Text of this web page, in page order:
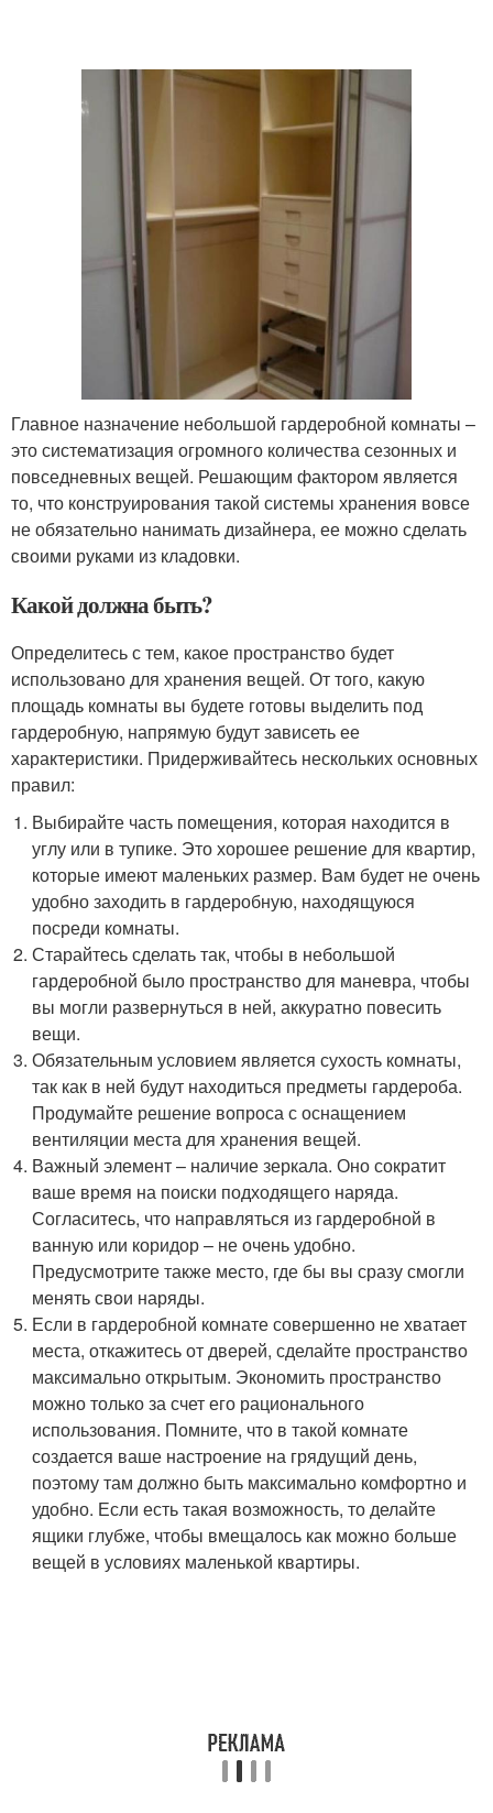
Главное назначение небольшой гардеробной комнаты –
это систематизация огромного количества сезонных и
повседневных вещей. Решающим фактором является
то, что конструирования такой системы хранения вовсе
не обязательно нанимать дизайнера, ее можно сделать
своими руками из кладовки.
Какой должна быть?
Определитесь с тем, какое пространство будет
использовано для хранения вещей. От того, какую
площадь комнаты вы будете готовы выделить под
гардеробную, напрямую будут зависеть ее
характеристики. Придерживайтесь нескольких основных
правил:
Выбирайте часть помещения, которая находится в
углу или в тупике. Это хорошее решение для квартир,
которые имеют маленьких размер. Вам будет не очень
удобно заходить в гардеробную, находящуюся
посреди комнаты.
Старайтесь сделать так, чтобы в небольшой
гардеробной было пространство для маневра, чтобы
вы могли развернуться в ней, аккуратно повесить
вещи.
Обязательным условием является сухость комнаты,
так как в ней будут находиться предметы гардероба.
Продумайте решение вопроса с оснащением
вентиляции места для хранения вещей.
Важный элемент – наличие зеркала. Оно сократит
ваше время на поиски подходящего наряда.
Согласитесь, что направляться из гардеробной в
ванную или коридор – не очень удобно.
Предусмотрите также место, где бы вы сразу смогли
менять свои наряды.
Если в гардеробной комнате совершенно не хватает
места, откажитесь от дверей, сделайте пространство
максимально открытым. Экономить пространство
можно только за счет его рационального
использования. Помните, что в такой комнате
создается ваше настроение на грядущий день,
поэтому там должно быть максимально комфортно и
удобно. Если есть такая возможность, то делайте
ящики глубже, чтобы вмещалось как можно больше
вещей в условиях маленькой квартиры.